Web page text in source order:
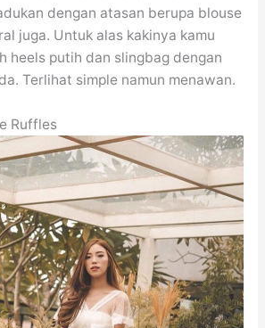
dengan atasan berupa blouse
juga. Untuk alas kakinya kamu
heels putih dan slingbag dengan
Terlihat simple namun menawan.
Ruffles